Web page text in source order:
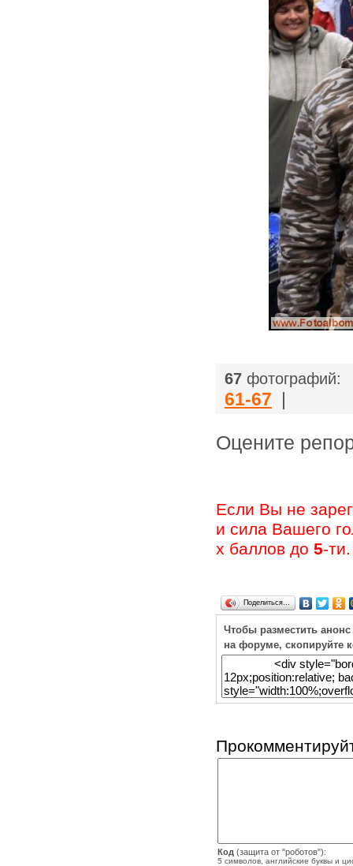
67 фотографий:
61-67 |
Оцените
Если Вы не
и сила Вашего
х баллов до 5-ти.
Поделиться…
Чтобы разместить
на форуме, скопируйте
Код (защита от "роботов"):
5 символов, английские буквы и